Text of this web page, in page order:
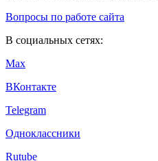
Вопросы по работе сайта
В социальных сетях:
Max
ВКонтакте
Telegram
Одноклассники
Rutube